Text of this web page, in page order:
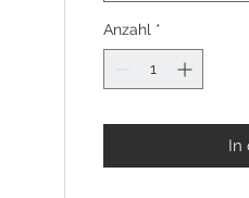
Anzahl *
In